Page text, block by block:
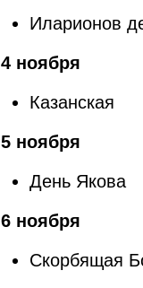
Иларионов
4 ноября
Казанская
5 ноября
День Якова
6 ноября
Скорбящая